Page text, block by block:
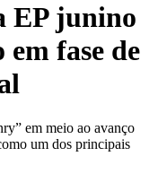
EP junino
em fase de
em meio ao avanço
um dos principais